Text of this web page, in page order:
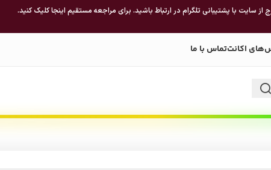
سایت با پشتیبانی تلگرام در ارتباط باشید. برای مراجعه مستقیم اینجا کلیک کنید.
اکانتتماس با ما